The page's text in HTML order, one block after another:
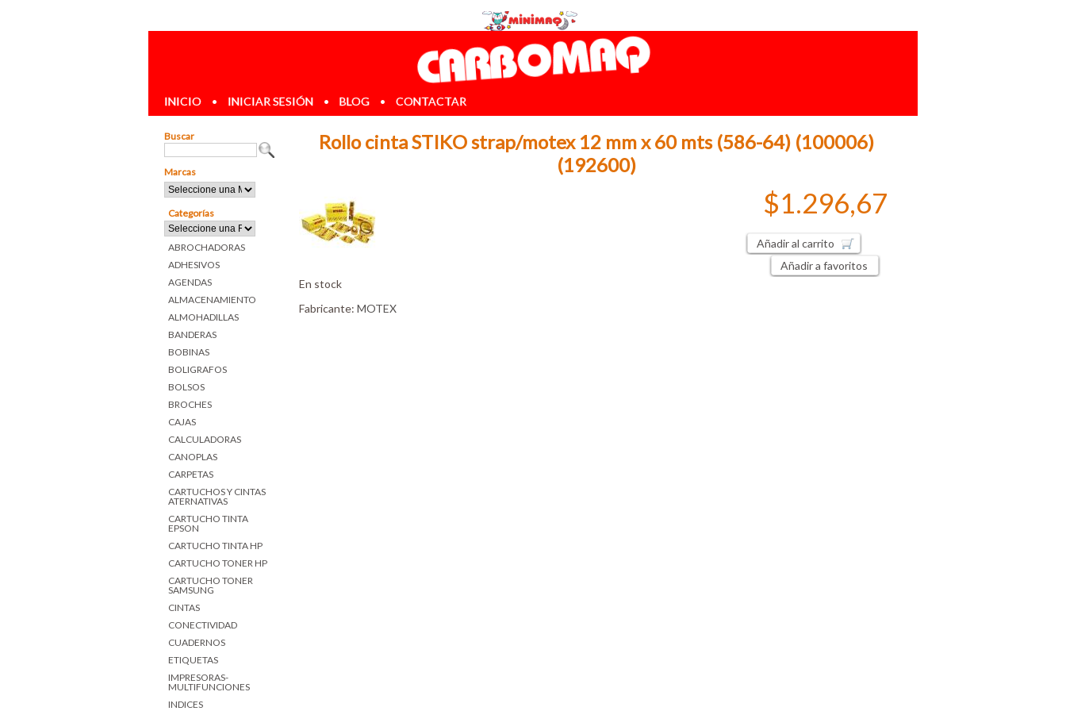
INICIO • INICIAR SESIÓN • BLOG • CONTACTAR
Buscar
Marcas
Categorías
ABROCHADORAS
ADHESIVOS
AGENDAS
ALMACENAMIENTO
ALMOHADILLAS
BANDERAS
BOBINAS
BOLIGRAFOS
BOLSOS
BROCHES
CAJAS
CALCULADORAS
CANOPLAS
CARPETAS
CARTUCHOS Y CINTAS
ATERNATIVAS
CARTUCHO TINTA
EPSON
CARTUCHO TINTA HP
CARTUCHO TONER HP
CARTUCHO TONER
SAMSUNG
CINTAS
CONECTIVIDAD
CUADERNOS
ETIQUETAS
IMPRESORAS-
MULTIFUNCIONES
INDICES
Rollo cinta STIKO strap/motex 12 mm x 60 mts (586-64) (100006)
(192600)
$1.296,67
Añadir al carrito
Añadir a favoritos
En stock
Fabricante: MOTEX